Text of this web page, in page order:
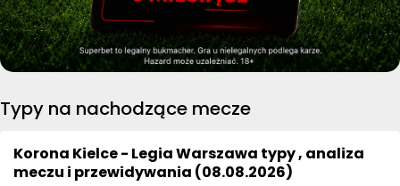
Typy na nachodzące mecze
Korona Kielce - Legia Warszawa typy , analiza
meczu i przewidywania (08.08.2026)